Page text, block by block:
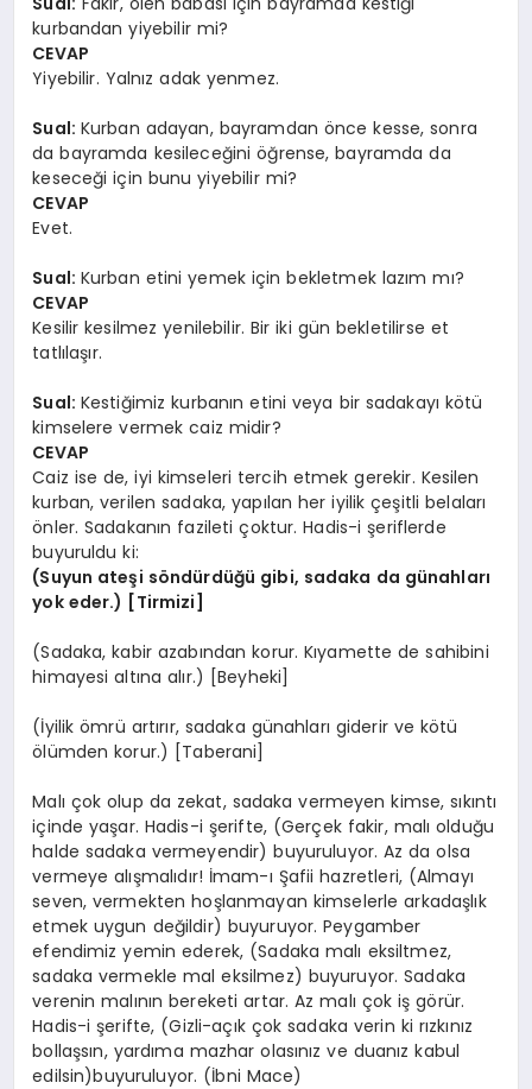
kurbandan yiyebilir mi?
CEVAP
Yiyebilir. Yalnız adak yenmez.
Sual: Kurban adayan, bayramdan önce kesse, sonra
da bayramda kesileceğini öğrense, bayramda da
keseceği için bunu yiyebilir mi?
CEVAP
Evet.
Sual: Kurban etini yemek için bekletmek lazım mı?
CEVAP
Kesilir kesilmez yenilebilir. Bir iki gün bekletilirse et
tatlılaşır.
Sual: Kestiğimiz kurbanın etini veya bir sadakayı kötü
kimselere vermek caiz midir?
CEVAP
Caiz ise de, iyi kimseleri tercih etmek gerekir. Kesilen
kurban, verilen sadaka, yapılan her iyilik çeşitli belaları
önler. Sadakanın fazileti çoktur. Hadis-i şeriflerde
buyuruldu ki:
(Suyun ateşi söndürdüğü gibi, sadaka da günahları
yok eder.) [Tirmizi]
(Sadaka, kabir azabından korur. Kıyamette de sahibini
himayesi altına alır.) [Beyheki]
(İyilik ömrü artırır, sadaka günahları giderir ve kötü
ölümden korur.) [Taberani]
Malı çok olup da zekat, sadaka vermeyen kimse, sıkıntı
içinde yaşar. Hadis-i şerifte, (Gerçek fakir, malı olduğu
halde sadaka vermeyendir) buyuruluyor. Az da olsa
vermeye alışmalıdır! İmam-ı Şafii hazretleri, (Almayı
seven, vermekten hoşlanmayan kimselerle arkadaşlık
etmek uygun değildir) buyuruyor. Peygamber
efendimiz yemin ederek, (Sadaka malı eksiltmez,
sadaka vermekle mal eksilmez) buyuruyor. Sadaka
verenin malının bereketi artar. Az malı çok iş görür.
Hadis-i şerifte, (Gizli-açık çok sadaka verin ki rızkınız
bollaşsın, yardıma mazhar olasınız ve duanız kabul
edilsin)buyuruluyor. (İbni Mace)